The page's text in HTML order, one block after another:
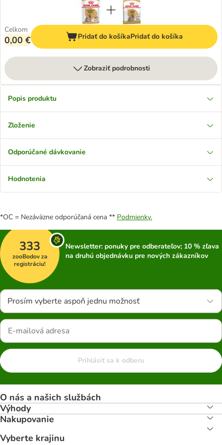
Celkom
0,00 € Pridať do košíkaPridať do košíka
Zobraziť podrobnosti
Popis produktu
Zloženie
Odporúčané dávkovanie
Hodnotenia
*OC = Nezáväzne odporúčaná cena ** Podmienky.
333
zooBodov za
registráciu!
Newsletter: ponuky pre odberateľov; 10 % zľava
na druhú objednávku pre nových zákazníkov
Prosím vyberte aspoň jednu možnosť
Prihlásiť sa k odberu
O nás a našich službách
Výhody
Nakupovanie
Vyberte krajinu